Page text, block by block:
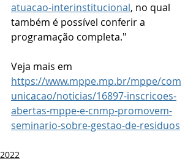
atuacao-interinstitucional, no qual
também é possível conferir a
programação completa."
Veja mais em
https://www.mppe.mp.br/mppe/com
unicacao/noticias/16897-inscricoes-
abertas-mppe-e-cnmp-promovem-
seminario-sobre-gestao-de-residuos
2022